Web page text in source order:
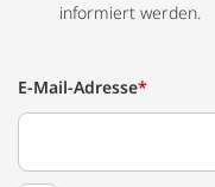
informiert werden.
E-Mail-Adresse*